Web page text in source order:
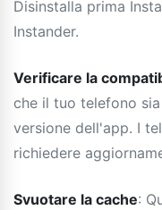
Disinstalla prima
Instander.
Verificare la
che il tuo telefono
versione dell'app. I
richiedere
Svuotare la cache: